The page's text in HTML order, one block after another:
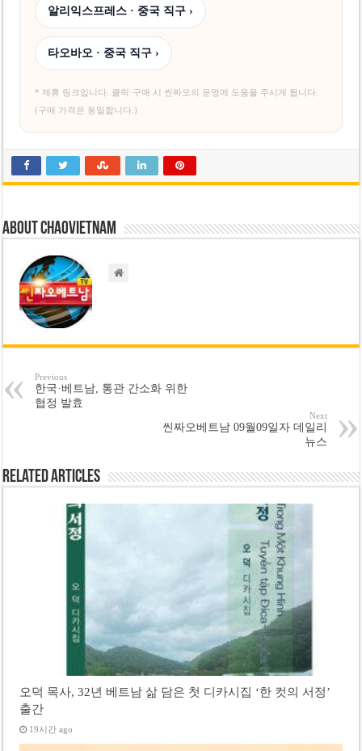
알리익스프레스 · 중국 직구 ›
타오바오 · 중국 직구 ›
* 제휴 링크입니다. 클릭·구매 시 씬짜오의 운영에 도움을 주시게 됩니다.
(구매 가격은 동일합니다.)
About chaovietnam
Previous
한국·베트남, 통관 간소화 위한
협정 발효
Next
씬짜오베트남 09월09일자 데일리
뉴스
Related Articles
오덕 목사, 32년 베트남 삶 담은 첫 디카시집 ‘한 컷의 서정’
출간
19시간 ago